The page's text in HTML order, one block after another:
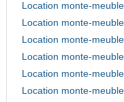
Location monte-
Location monte-
Location monte-
Location monte-
Location monte-
Location monte-